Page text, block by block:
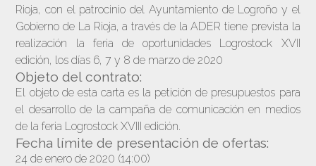
Rioja, con el patrocinio del Ayuntamiento de Logroño y el
Gobierno de La Rioja, a través de la ADER tiene prevista la
realización la feria de oportunidades Logrostock XVII
edición, los días 6, 7 y 8 de marzo de 2020
Objeto del contrato:
El objeto de esta carta es la petición de presupuestos para
el desarrollo de la campaña de comunicación en medios
de la feria Logrostock XVIII edición.
Fecha límite de presentación de ofertas:
24 de enero de 2020 (14:00)